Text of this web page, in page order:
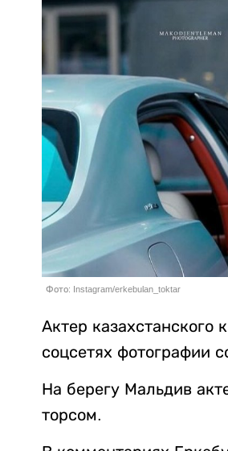
Фото: Instagram/erkebulan_toktar
Актер казахстанского
соцсетях фотографии
На берегу Мальдив
торсом.